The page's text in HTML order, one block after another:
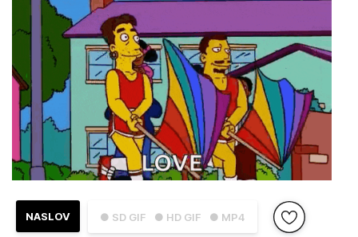
● SD GIF ● HD GIF ● MP4
NASLOV